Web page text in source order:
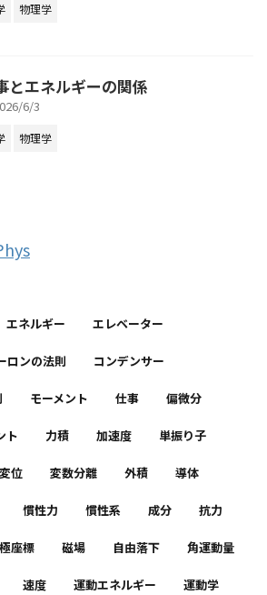
物理学
とエネルギーの関係
6/3
物理学
エネルギー エレベーター
ロンの法則 コンデンサー
モーメント 仕事 偏微分
ト 力積 加速度 単振り子
変位 変数分離 外積 導体
慣性力 慣性系 成分 抗力
極座標 磁場 自由落下 角運動量
速度 運動エネルギー 運動学